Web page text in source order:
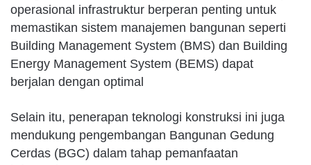
operasional infrastruktur berperan penting untuk
memastikan sistem manajemen bangunan seperti
Building Management System (BMS) dan Building
Energy Management System (BEMS) dapat
berjalan dengan optimal
Selain itu, penerapan teknologi konstruksi ini juga
mendukung pengembangan Bangunan Gedung
Cerdas (BGC) dalam tahap pemanfaatan